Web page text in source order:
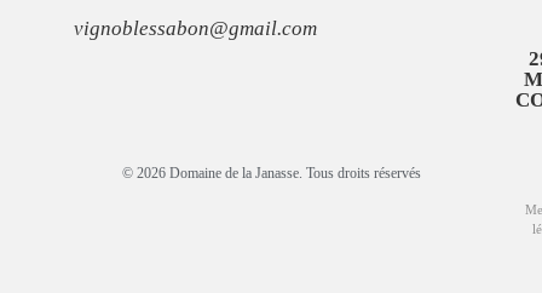
vignoblessabon@gmail.com
© 2026 Domaine de la Janasse. Tous droits réservés